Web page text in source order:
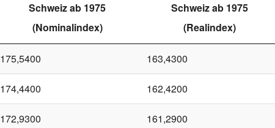
Schweiz ab 1975
(Nominalindex)
Schweiz ab 1975
(Realindex)
175,5400 163,4300
174,4400 162,4200
172,9300 161,2900